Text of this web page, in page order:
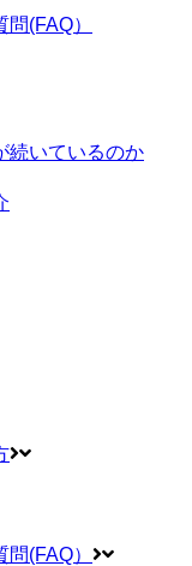
(FAQ）
続いているのか
(FAQ）